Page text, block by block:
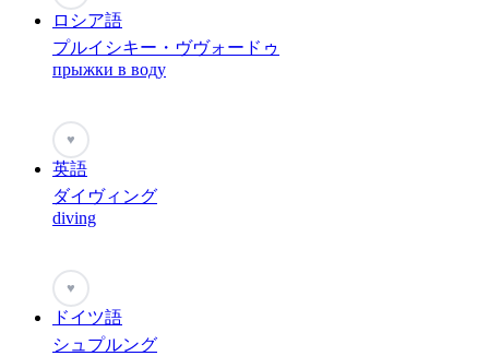
ロシア語
プルイシキー・ヴヴォードゥ
прыжки в воду
♥
英語
ダイヴィング
diving
♥
ドイツ語
シュプルング